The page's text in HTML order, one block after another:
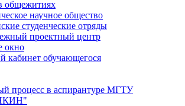
общежитиях
научное общество
студенческие отряды
проектный центр
окно
кабинет обучающегося
процесс в аспирантуре МГТУ